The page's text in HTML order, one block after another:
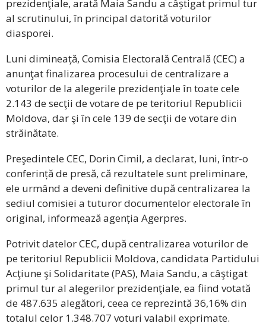
prezidenţiale, arată Maia Sandu a câștigat primul tur
al scrutinului, în principal datorită voturilor
diasporei.
Luni dimineață, Comisia Electorală Centrală (CEC) a
anunţat finalizarea procesului de centralizare a
voturilor de la alegerile prezidenţiale în toate cele
2.143 de secţii de votare de pe teritoriul Republicii
Moldova, dar şi în cele 139 de secţii de votare din
străinătate.
Preşedintele CEC, Dorin Cimil, a declarat, luni, într-o
conferință de presă, că rezultatele sunt preliminare,
ele urmând a deveni definitive după centralizarea la
sediul comisiei a tuturor documentelor electorale în
original, informează agenția Agerpres.
Potrivit datelor CEC, după centralizarea voturilor de
pe teritoriul Republicii Moldova, candidata Partidului
Acţiune şi Solidaritate (PAS), Maia Sandu, a câştigat
primul tur al alegerilor prezidenţiale, ea fiind votată
de 487.635 alegători, ceea ce reprezintă 36,16% din
totalul celor 1.348.707 voturi valabil exprimate.